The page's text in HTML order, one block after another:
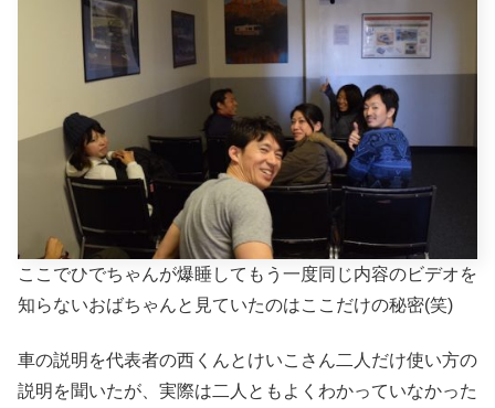
ここでひでちゃんが爆睡してもう一度同じ内容のビデオを
知らないおばちゃんと見ていたのはここだけの秘密(笑)
車の説明を代表者の西くんとけいこさん二人だけ使い方の
説明を聞いたが、実際は二人ともよくわかっていなかった